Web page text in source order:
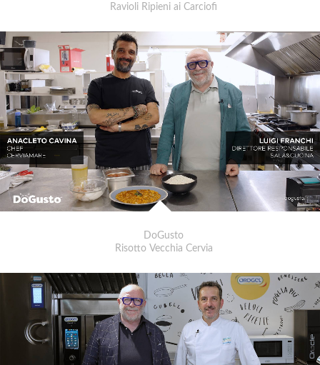
Ravioli Ripieni ai Carciofi
DoGusto
Risotto Vecchia Cervia